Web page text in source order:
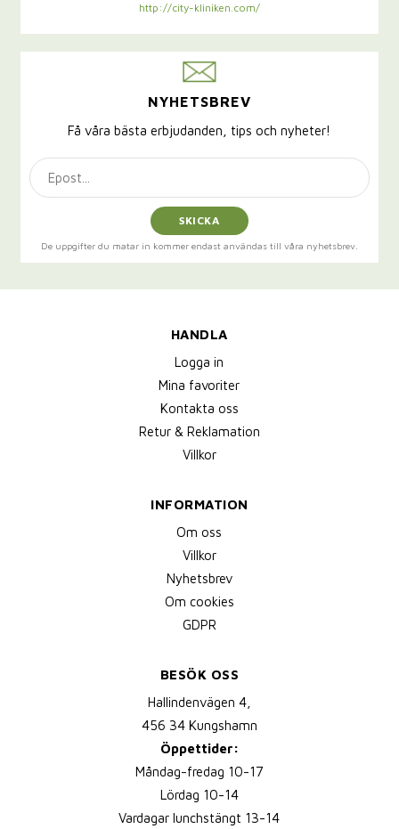
http://city-kliniken.com/
NYHETSBREV
Få våra bästa erbjudanden, tips och nyheter!
SKICKA
De uppgifter du matar in kommer endast användas till våra nyhetsbrev.
HANDLA
Logga in
Mina favoriter
Kontakta oss
Retur & Reklamation
Villkor
INFORMATION
Om oss
Villkor
Nyhetsbrev
Om cookies
GDPR
BESÖK OSS
Hallindenvägen 4,
456 34 Kungshamn
Öppettider:
Måndag-fredag 10-17
Lördag 10-14
Vardagar lunchstängt 13-14